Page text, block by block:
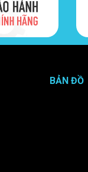
Tất cả đều
BẢN ĐỒ